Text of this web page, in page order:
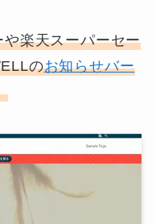
楽天スーパーセー
のお知らせバー